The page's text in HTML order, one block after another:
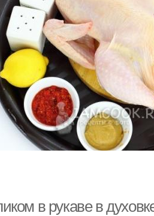
в рукаве в